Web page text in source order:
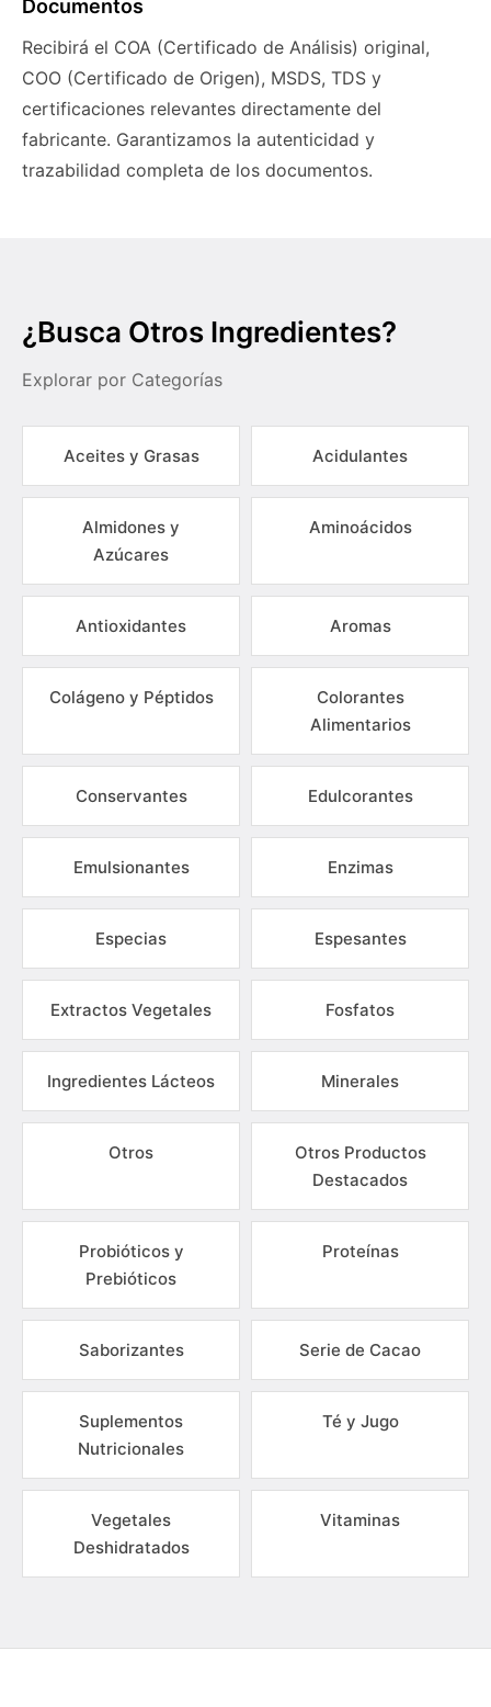
Documentos
Recibirá el COA (Certificado de Análisis) original,
COO (Certificado de Origen), MSDS, TDS y
certificaciones relevantes directamente del
fabricante. Garantizamos la autenticidad y
trazabilidad completa de los documentos.
¿Busca Otros Ingredientes?
Explorar por Categorías
Aceites y Grasas Acidulantes
Almidones y
Azúcares
Aminoácidos
Antioxidantes Aromas
Colágeno y Péptidos
Colorantes
Alimentarios
Conservantes Edulcorantes
Emulsionantes Enzimas
Especias Espesantes
Extractos Vegetales Fosfatos
Ingredientes Lácteos Minerales
Otros
Otros Productos
Destacados
Probióticos y
Prebióticos
Proteínas
Saborizantes Serie de Cacao
Suplementos
Nutricionales
Té y Jugo
Vegetales
Deshidratados
Vitaminas